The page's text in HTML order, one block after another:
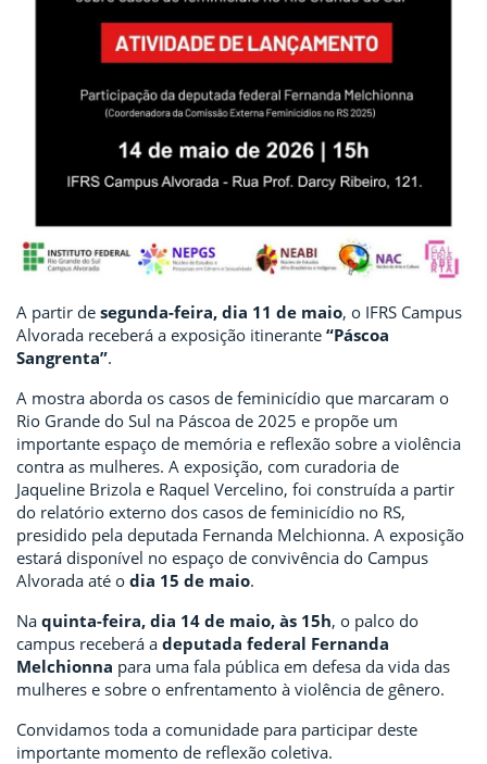
A partir de segunda-feira, dia 11 de maio, o IFRS Campus
Alvorada receberá a exposição itinerante “Páscoa
Sangrenta”.
A mostra aborda os casos de feminicídio que marcaram o
Rio Grande do Sul na Páscoa de 2025 e propõe um
importante espaço de memória e reflexão sobre a violência
contra as mulheres. A exposição, com curadoria de
Jaqueline Brizola e Raquel Vercelino, foi construída a partir
do relatório externo dos casos de feminicídio no RS,
presidido pela deputada Fernanda Melchionna. A exposição
estará disponível no espaço de convivência do Campus
Alvorada até o dia 15 de maio.
Na quinta-feira, dia 14 de maio, às 15h, o palco do
campus receberá a deputada federal Fernanda
Melchionna para uma fala pública em defesa da vida das
mulheres e sobre o enfrentamento à violência de gênero.
Convidamos toda a comunidade para participar deste
importante momento de reflexão coletiva.